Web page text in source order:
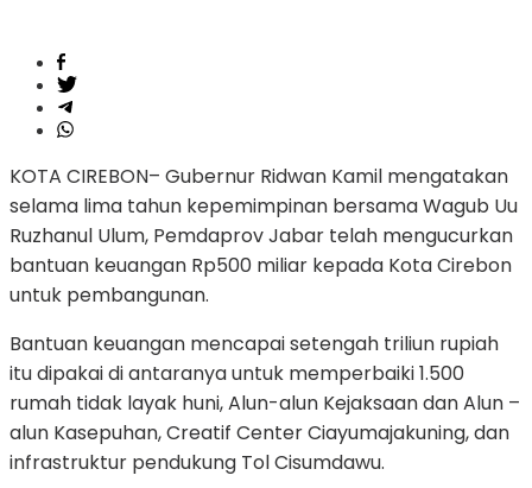
KOTA CIREBON– Gubernur Ridwan Kamil mengatakan
selama lima tahun kepemimpinan bersama Wagub Uu
Ruzhanul Ulum, Pemdaprov Jabar telah mengucurkan
bantuan keuangan Rp500 miliar kepada Kota Cirebon
untuk pembangunan.
Bantuan keuangan mencapai setengah triliun rupiah
itu dipakai di antaranya untuk memperbaiki 1.500
rumah tidak layak huni, Alun-alun Kejaksaan dan Alun –
alun Kasepuhan, Creatif Center Ciayumajakuning, dan
infrastruktur pendukung Tol Cisumdawu.